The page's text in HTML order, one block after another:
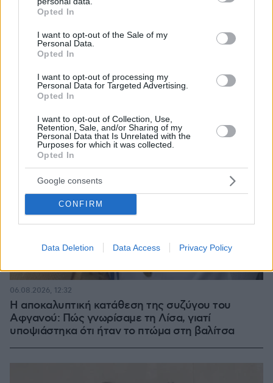
grant or deny consent to Google and its third-party tags to
use your data for below specified purposes in below Google
consent section.
Opted In
I want to opt-out of the Sale of my
Personal Data.
Opted In
I want to opt-out of processing my
Personal Data for Targeted Advertising.
Opted In
I want to opt-out of Collection, Use,
Retention, Sale, and/or Sharing of my
Personal Data that Is Unrelated with the
Purposes for which it was collected.
Opted In
Google consents
CONFIRM
Data Deletion Data Access Privacy Policy
ΤΑ ΠΙΟ ΔΗΜΟΦΙΛΗ
Η αποκαλυπτική κατάθεση της συζύγου του
Αφγανού: Πώς γνωρίσαμε τη Λίσα, γιατί
υποψιάστηκα ότι ήταν το πτώμα στη βαλίτσα
06.08.2026, 12:32